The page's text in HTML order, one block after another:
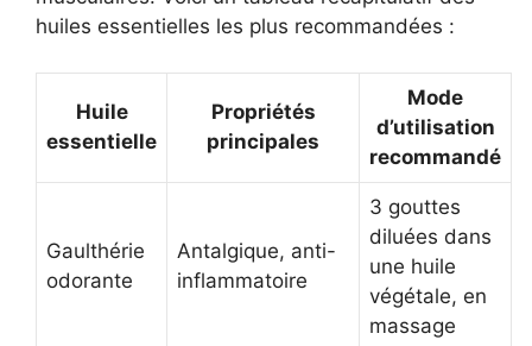
huiles essentielles les plus recommandées :
Huile
essentielle
Propriétés
principales
Mode
d’utilisation
recommandé
Gaulthérie
odorante
Antalgique, anti-
inflammatoire
3 gouttes
diluées dans
une huile
végétale, en
massage